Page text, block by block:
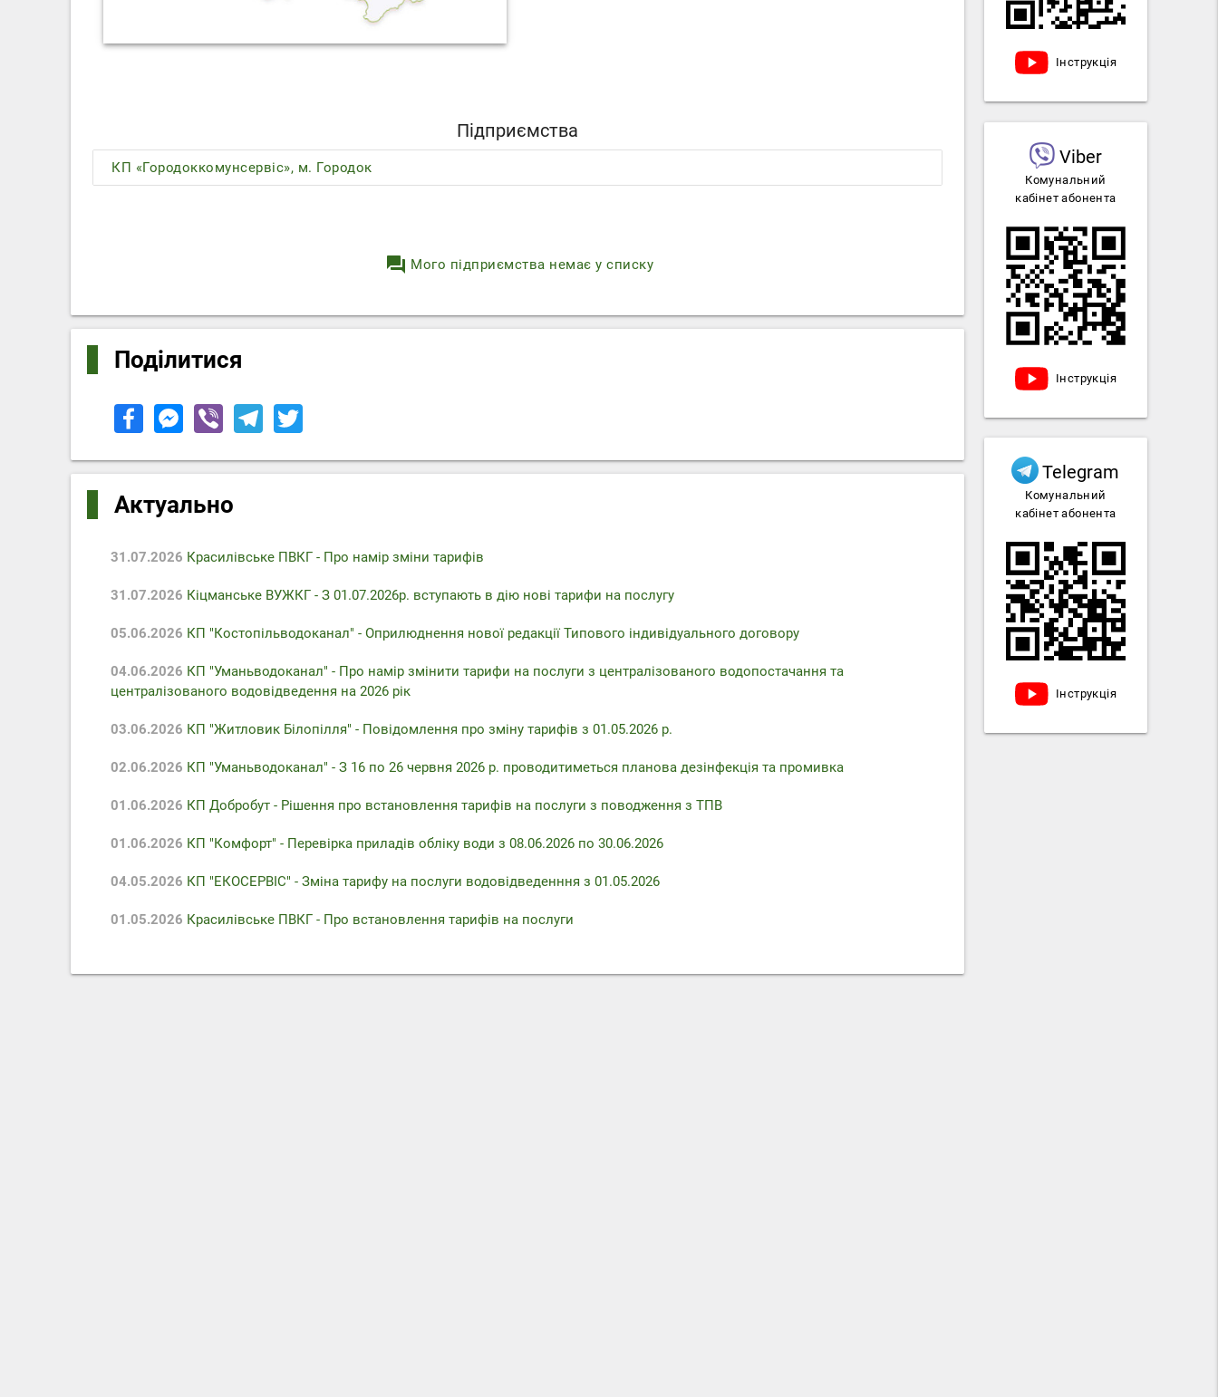
Підприємства
КП «Городоккомунсервіс», м. Городок
question_answer Мого підприємства немає у списку
Поділитися
Актуально
31.07.2026 Красилівське ПВКГ - Про намір зміни тарифів
31.07.2026 Кіцманське ВУЖКГ - З 01.07.2026р. вступають в дію нові тарифи на послугу
05.06.2026 КП "Костопільводоканал" - Оприлюднення нової редакції Типового індивідуального договору
04.06.2026 КП "Уманьводоканал" - Про намір змінити тарифи на послуги з централізованого водопостачання та
централізованого водовідведення на 2026 рік
03.06.2026 КП "Житловик Білопілля" - Повідомлення про зміну тарифів з 01.05.2026 р.
02.06.2026 КП "Уманьводоканал" - З 16 по 26 червня 2026 р. проводитиметься планова дезінфекція та промивка
01.06.2026 КП Добробут - Pішення про встановлення тарифів на послуги з поводження з ТПВ
01.06.2026 КП "Комфорт" - Перевірка приладів обліку води з 08.06.2026 по 30.06.2026
04.05.2026 КП "ЕКОСЕРВІС" - Зміна тарифу на послуги водовідведенння з 01.05.2026
01.05.2026 Красилівське ПВКГ - Про встановлення тарифів на послуги
Інструкція
Viber
Комунальний
кабінет абонента
Інструкція
Telegram
Комунальний
кабінет абонента
Інструкція